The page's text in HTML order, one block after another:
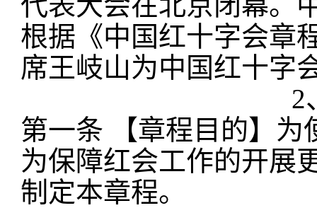
根据《中国红十字会章
席王岐山为中国红十字
2
第一条 【章程目的】
为保障红会工作的开展
制定本章程。